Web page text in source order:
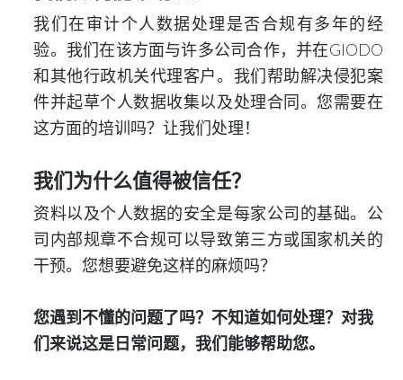
我们在审计个人数据处理是否合规有多年的经
验。我们在该方面与许多公司合作，并在GIODO
和其他行政机关代理客户。我们帮助解决侵犯案
件并起草个人数据收集以及处理合同。您需要在
这方面的培训吗？让我们处理！
我们为什么值得被信任？
资料以及个人数据的安全是每家公司的基础。公
司内部规章不合规可以导致第三方或国家机关的
干预。您想要避免这样的麻烦吗？
您遇到不懂的问题了吗？不知道如何处理？对我
们来说这是日常问题，我们能够帮助您。